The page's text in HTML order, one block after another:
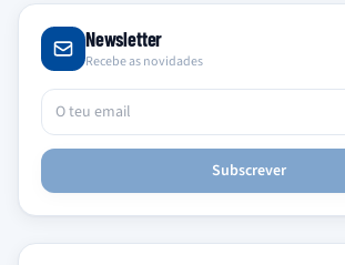
Newsletter
Recebe as novidades
Subscrever